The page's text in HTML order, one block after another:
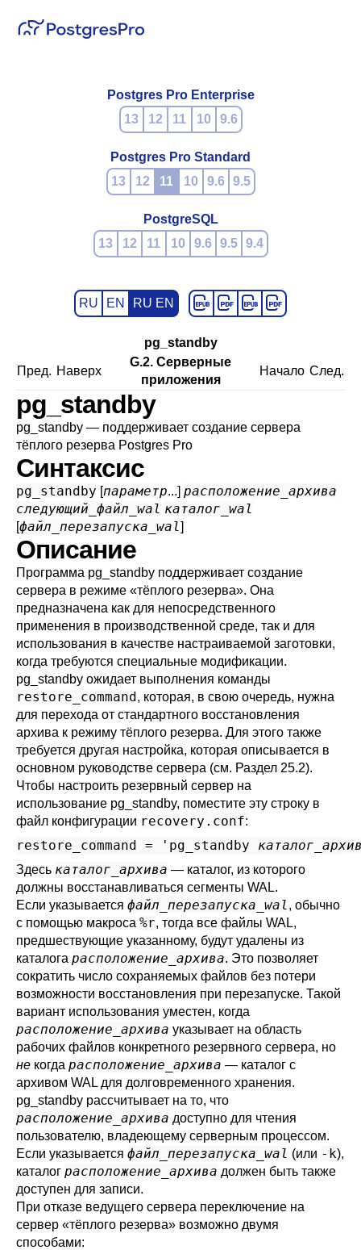
Postgres Pro Enterprise
13
12 11 10 9.6
Postgres Pro Standard
13
12 11 10 9.6 9.5
PostgreSQL
13
12 11 10 9.6 9.5 9.4
RU EN RU EN
pg_standby
Пред. Наверх
G.2. Серверные
приложения
Начало След.
pg_standby
pg_standby — поддерживает создание сервера
тёплого резерва Postgres Pro
Синтаксис
pg_standby [параметр...] расположение_архива
следующий_файл_wal каталог_wal
[файл_перезапуска_wal]
Описание
Программа pg_standby поддерживает создание
сервера в режиме «тёплого резерва». Она
предназначена как для непосредственного
применения в производственной среде, так и для
использования в качестве настраиваемой заготовки,
когда требуются специальные модификации.
pg_standby ожидает выполнения команды
restore_command, которая, в свою очередь, нужна
для перехода от стандартного восстановления
архива к режиму тёплого резерва. Для этого также
требуется другая настройка, которая описывается в
основном руководстве сервера (см. Раздел 25.2).
Чтобы настроить резервный сервер на
использование pg_standby, поместите эту строку в
файл конфигурации recovery.conf:
restore_command = 'pg_standby
Здесь каталог_архива — каталог, из которого
должны восстанавливаться сегменты WAL.
Если указывается файл_перезапуска_wal, обычно
с помощью макроса %r, тогда все файлы WAL,
предшествующие указанному, будут удалены из
каталога расположение_архива. Это позволяет
сократить число сохраняемых файлов без потери
возможности восстановления при перезапуске. Такой
вариант использования уместен, когда
расположение_архива указывает на область
рабочих файлов конкретного резервного сервера, но
не когда расположение_архива — каталог с
архивом WAL для долговременного хранения.
pg_standby рассчитывает на то, что
расположение_архива доступно для чтения
пользователю, владеющему серверным процессом.
Если указывается файл_перезапуска_wal (или -k),
каталог расположение_архива должен быть также
доступен для записи.
При отказе ведущего сервера переключение на
сервер «тёплого резерва» возможно двумя
способами: